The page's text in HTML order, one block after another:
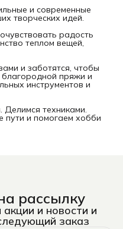
и современные
творческих идей.
радость
теплом вещей,
и заботятся, чтобы
пряжи и
инструментов и
техниками.
и помогаем хобби
рассылку
и новости и
заказ